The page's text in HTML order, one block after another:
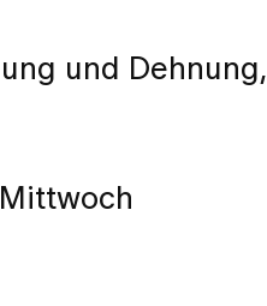
und Dehnung,